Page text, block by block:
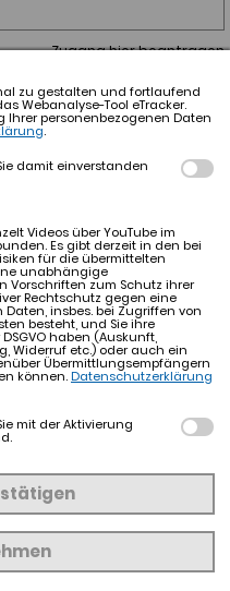
Zugang hier beantragen
Meine Daten werden hierbei
verwendet und zu
zu gestalten und fortlaufend
Webanalyse-Tool eTracker.
Ihrer personenbezogenen Daten
.
damit einverstanden
Videos über YouTube im
Es gibt derzeit in den bei
für die übermittelten
unabhängige
Vorschriften zum Schutz ihrer
Rechtschutz gegen eine
insbes. bei Zugriffen von
besteht, und Sie ihre
haben (Auskunft,
Widerruf etc.) oder auch ein
Übermittlungsempfängern
können.Datenschutzerklärung
mit der Aktivierung